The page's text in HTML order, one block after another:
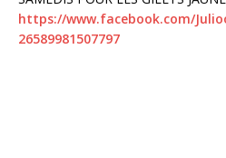
https://www.facebook.com/
26589981507797